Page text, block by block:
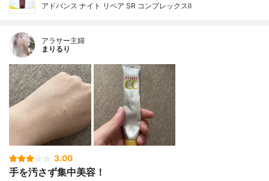
アドバンス ナイト リペア SR コンプレックスⅡ
アラサー主婦
まりるり
3.00
手を汚さず集中美容！